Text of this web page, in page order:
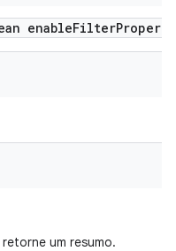
enableFilter
um resumo.